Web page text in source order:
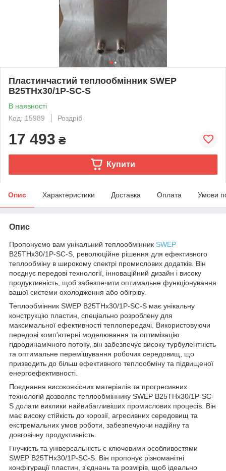
Пластинчастий теплообмінник SWEP
B25THx30/1P-SC-S
В наявності
Код: 15989
Роздріб
17 493 ₴
Купити
Опис Характеристики Доставка Оплата Умови
Опис
Пропонуємо вам унікальний теплообмінник SWEP
B25THx30/1P-SC-S, революційне рішення для ефективного
теплообміну в широкому спектрі промислових додатків. Він
поєднує передові технології, інноваційний дизайн і високу
продуктивність, щоб забезпечити оптимальне функціонування
вашої системи охолодження або обігріву.
Теплообмінник SWEP B25THx30/1P-SC-S має унікальну
конструкцію пластин, спеціально розроблену для
максимальної ефективності теплопередачі. Використовуючи
передові комп'ютерні моделювання та оптимізацію
гідродинамічного потоку, він забезпечує високу турбулентність
та оптимальне перемішування робочих середовищ, що
призводить до більш ефективного теплообміну та підвищеної
енергоефективності.
Поєднання високоякісних матеріалів та прогресивних
технологій дозволяє теплообміннику SWEP B25THx30/1P-SC-
S долати виклики найвибагливіших промислових процесів. Він
має високу стійкість до корозії, агресивних середовищ та
екстремальних умов роботи, забезпечуючи надійну та
довговічну продуктивність.
Гнучкість та універсальність є ключовими особливостями
SWEP B25THx30/1P-SC-S. Він пропонує різноманітні
конфігурації пластин, з'єднань та розмірів, щоб ідеально